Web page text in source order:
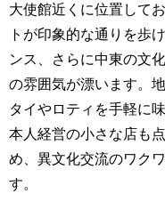
大使館近くに位置して
トが印象的な通りを歩
ンス、さらに中東の文
の雰囲気が漂います。
タイやロティを手軽に
本人経営の小さな店も
め、異文化交流のワク
す。